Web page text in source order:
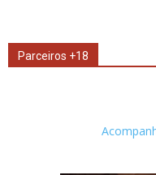
Parceiros +18